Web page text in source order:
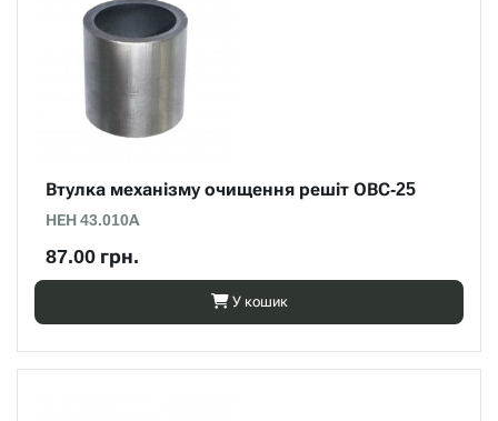
Втулка механізму очищення решіт ОВС-25
НЕН 43.010А
87.00 грн.
У кошик